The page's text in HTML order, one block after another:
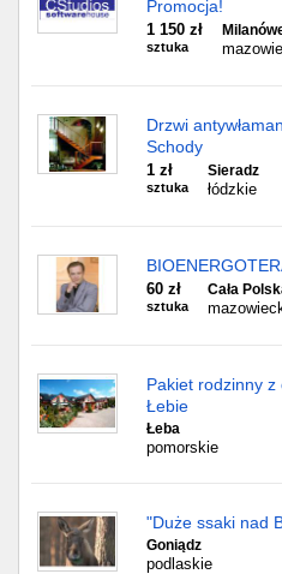
Promocja!
1 150 zł
sztuka
Drzwi
Schody
1 zł
sztuka
Sieradz
łódzkie
60 zł
sztuka
Cała
Pakiet rodzinny
Łebie
Łeba
pomorskie
"Duże ssaki nad
Goniądz
podlaskie